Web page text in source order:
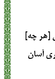
[هر چه]
آسان